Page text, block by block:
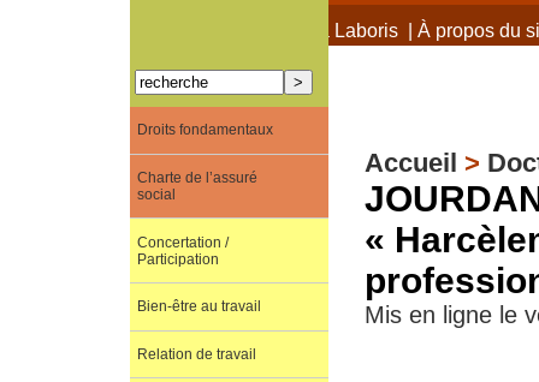
À propos de Terra Laboris| À propos du
Accueil >
«
Mis en ligne le
Droits fondamentaux
Charte de l’assuré
social
Concertation /
Participation
Bien-être au travail
Relation de travail